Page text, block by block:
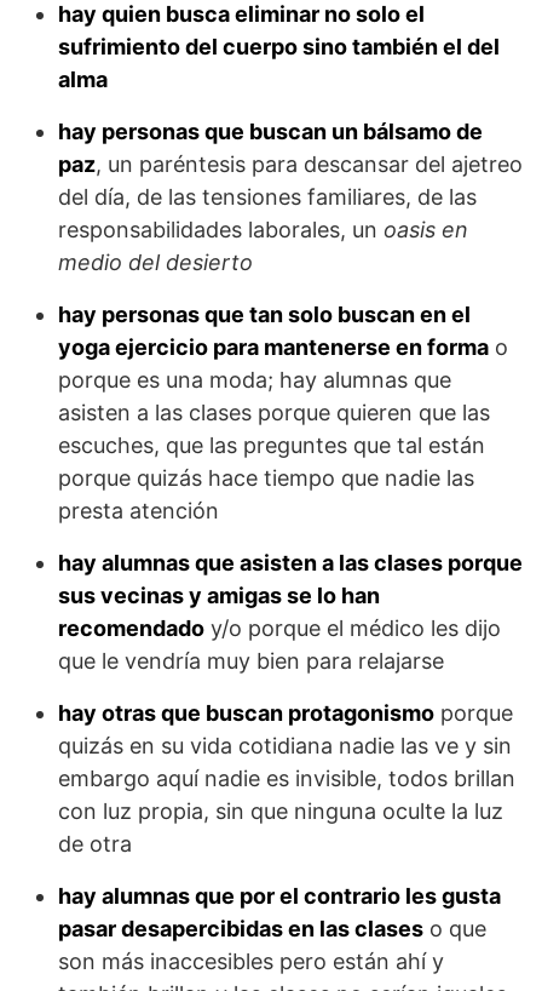
hay quien busca eliminar no solo el
sufrimiento del cuerpo sino también el del
alma
hay personas que buscan un bálsamo de
paz, un paréntesis para descansar del ajetreo
del día, de las tensiones familiares, de las
responsabilidades laborales, un oasis en
medio del desierto
hay personas que tan solo buscan en el
yoga ejercicio para mantenerse en forma o
porque es una moda; hay alumnas que
asisten a las clases porque quieren que las
escuches, que las preguntes que tal están
porque quizás hace tiempo que nadie las
presta atención
hay alumnas que asisten a las clases porque
sus vecinas y amigas se lo han
recomendado y/o porque el médico les dijo
que le vendría muy bien para relajarse
hay otras que buscan protagonismo porque
quizás en su vida cotidiana nadie las ve y sin
embargo aquí nadie es invisible, todos brillan
con luz propia, sin que ninguna oculte la luz
de otra
hay alumnas que por el contrario les gusta
pasar desapercibidas en las clases o que
son más inaccesibles pero están ahí y